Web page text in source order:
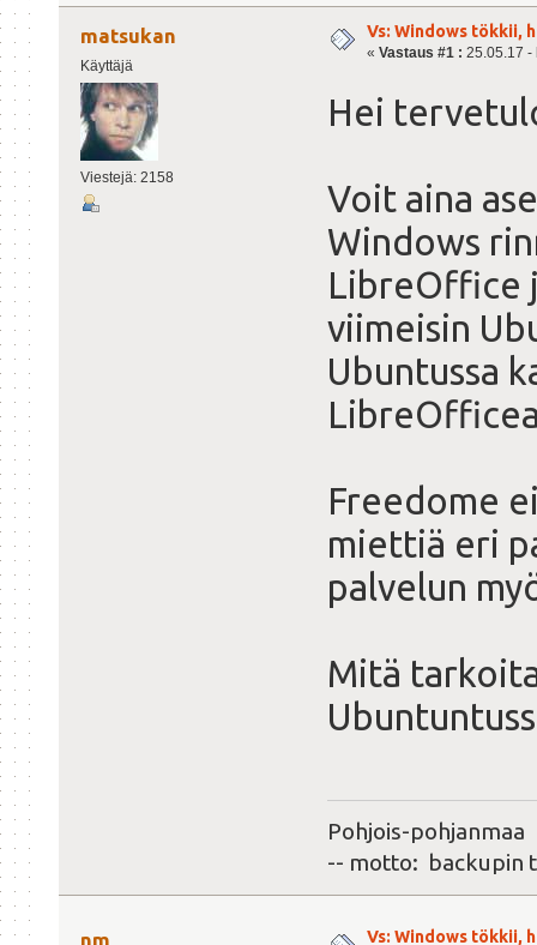
matsukan
Käyttäjä
Viestejä: 2158
Vs: Windows tökkii,
« Vastaus #1 : 25.05.17 -
Hei
Voit aina
Windows
LibreOffice
viimeisin
Ubuntussa
Freedome
miettiä eri
palvelun
Mitä
Pohjois-pohjanmaa
-- motto: backupin
nm Vs: Windows tökkii,